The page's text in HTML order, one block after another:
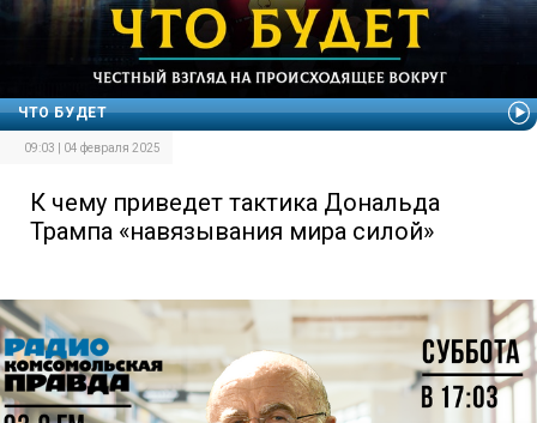
ЧТО БУДЕТ
09:03 | 04 февраля 2025
К чему приведет тактика Дональда
Трампа «навязывания мира силой»